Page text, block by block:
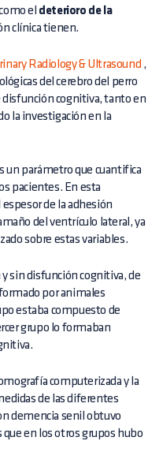
el deterioro de la
clínica tienen.
Radiology & Ultrasound ,
del cerebro del perro
disfunción cognitiva, tanto en
la investigación en la
un parámetro que cuantifica
pacientes. En esta
de la adhesión
del ventrículo lateral, ya
sobre estas variables.
sin disfunción cognitiva, de
por animales
estaba compuesto de
grupo lo formaban
computerizada y la
de las diferentes
demencia senil obtuvo
en los otros grupos hubo